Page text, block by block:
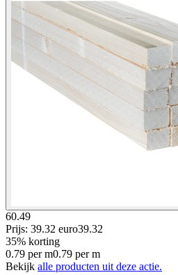
60.49
Prijs: 39.32 euro39.32
35% korting
0.79 per m0.79 per m
Bekijk alle producten uit deze actie.